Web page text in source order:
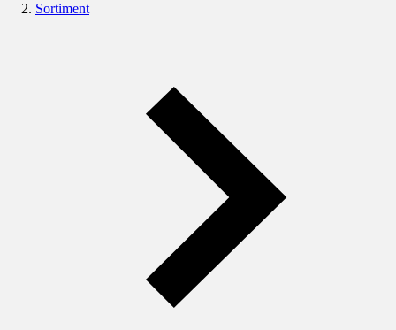
Sortiment